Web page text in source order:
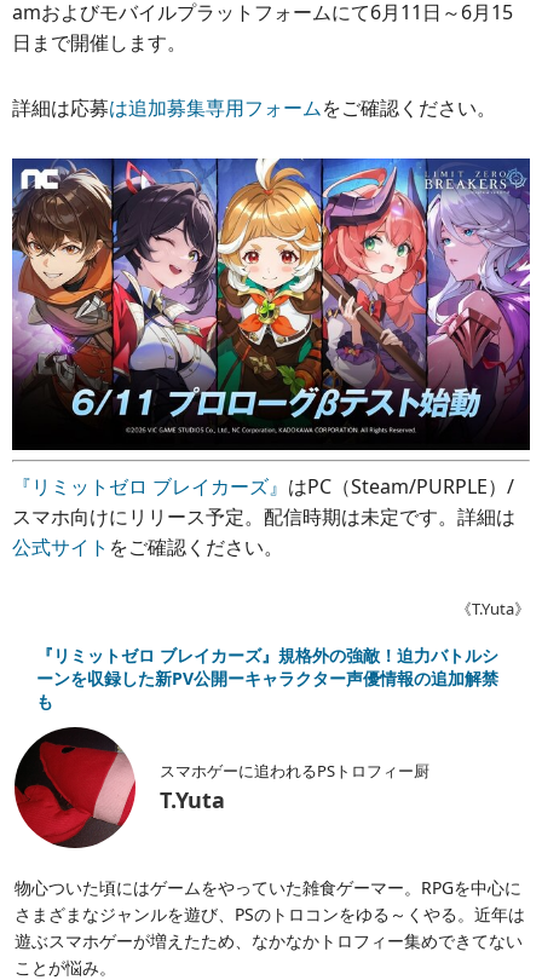
amおよびモバイルプラットフォームにて6月11日～6月15
日まで開催します。
詳細は応募は追加募集専用フォームをご確認ください。
『リミットゼロ ブレイカーズ』 はPC（Steam/PURPLE）/
スマホ向けにリリース予定。配信時期は未定です。詳細は
公式サイト をご確認ください。
《T.Yuta》
『リミットゼロ ブレイカーズ』規格外の強敵！迫力バトルシ
ーンを収録した新PV公開ーキャラクター声優情報の追加解禁
も
スマホゲーに追われるPSトロフィー厨
T.Yuta
物心ついた頃にはゲームをやっていた雑食ゲーマー。RPGを中心に
さまざまなジャンルを遊び、PSのトロコンをゆる～くやる。近年は
遊ぶスマホゲーが増えたため、なかなかトロフィー集めできてない
ことが悩み。